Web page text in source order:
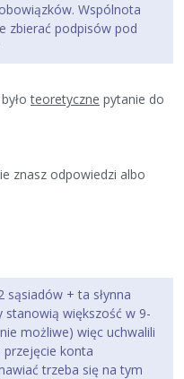
Wspólnota
zbierać podpisów pod
teoretyczne pytanie do
znasz odpowiedzi albo
sąsiadów + ta słynna
stanowią większość w 9-
możliwe) więc uchwalili
przejęcie konta
trzeba się na tym